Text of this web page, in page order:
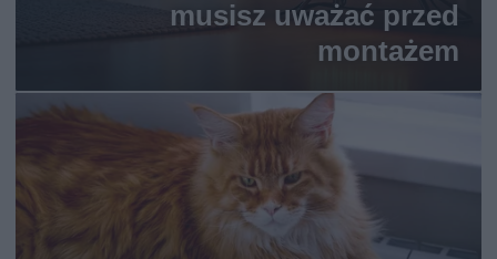
musisz uważać przed
montażem